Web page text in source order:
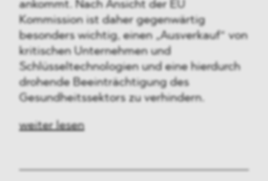
ankommt. Nach Ansicht der EU
Kommission ist daher gegenwärtig
besonders wichtig, einen „Ausverkauf“ von
kritischen Unternehmen und
Schlüsseltechnologien und eine hierdurch
drohende Beeinträchtigung des
Gesundheitssektors zu verhindern.
weiter lesen